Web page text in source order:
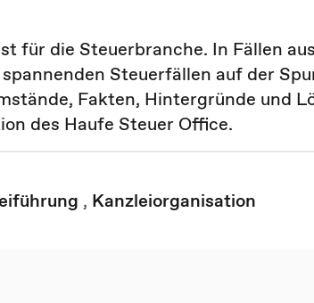
für die Steuerbranche. In Fällen
Steuerfällen auf der
Fakten, Hintergründe und
des Haufe Steuer Office.
, Kanzleiorganisation